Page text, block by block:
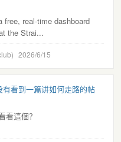
real-time dashboard
the Strai...
2026/6/15
有看到一篇讲如何走路的帖
看這個？